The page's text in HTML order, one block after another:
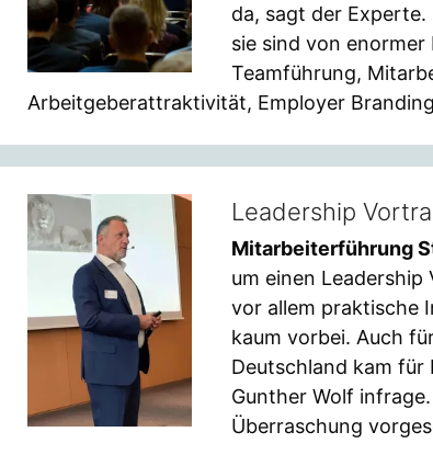
da, sagt der
sie sind von
Teamführung,
Arbeitgeberattraktivität, Employer
Leadership
Mitarbeiterführung
um einen
vor allem praktische
kaum vorbei. Auch
Deutschland kam für
Gunther Wolf
Überraschung